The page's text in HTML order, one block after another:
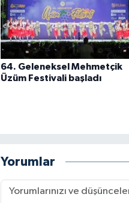
64. Geleneksel Mehmetçik
Üzüm Festivali başladı
Yorumlar